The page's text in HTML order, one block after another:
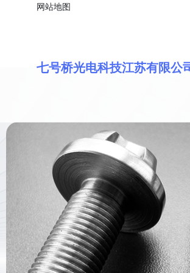
网站地图
七号桥光电科技江苏有限公